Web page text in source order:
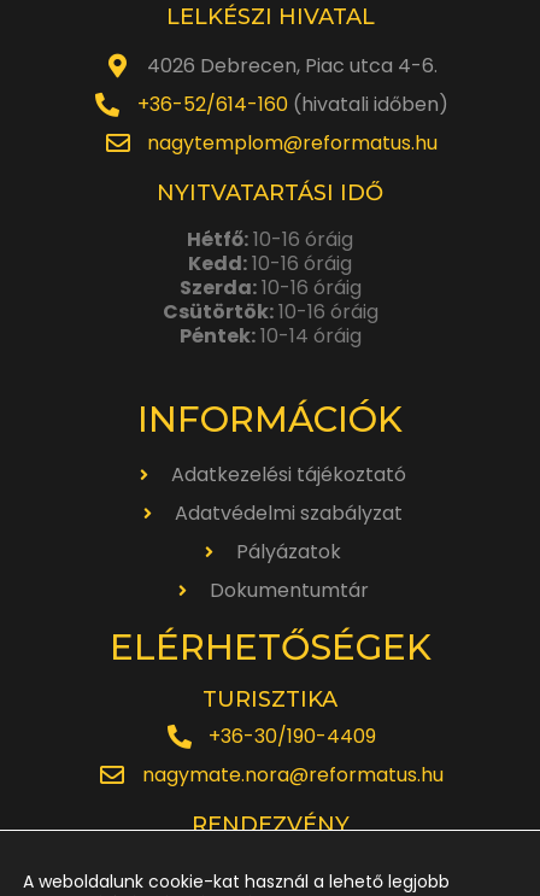
LELKÉSZI HIVATAL
4026 Debrecen, Piac utca 4-6.
+36-52/614-160(hivatali időben)
nagytemplom@reformatus.hu
NYITVATARTÁSI IDŐ
Hétfő:10-16 óráig
Kedd:10-16 óráig
Szerda:10-16 óráig
Csütörtök:10-16 óráig
Péntek:10-14 óráig
INFORMÁCIÓK
Adatkezelési tájékoztató
Adatvédelmi szabályzat
Pályázatok
Dokumentumtár
ELÉRHETŐSÉGEK
TURISZTIKA
+36-30/190-4409
nagymate.nora@reformatus.hu
RENDEZVÉNY
A weboldalunk cookie-kat használ a lehető legjobb